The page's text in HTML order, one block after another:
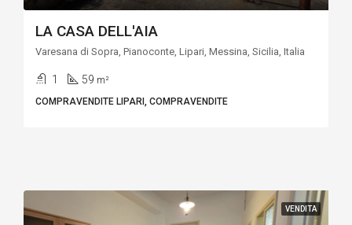
LA CASA DELL'AIA
Varesana di Sopra, Pianoconte, Lipari, Messina, Sicilia, Italia
1 59 m²
COMPRAVENDITE LIPARI, COMPRAVENDITE
VENDITA